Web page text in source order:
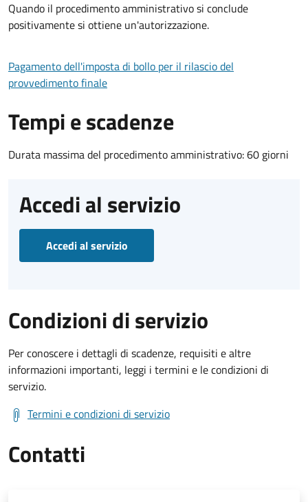
Quando il procedimento amministrativo si conclude
positivamente si ottiene un'autorizzazione.
Pagamento dell'imposta di bollo per il rilascio del
provvedimento finale
Tempi e scadenze
Durata massima del procedimento amministrativo: 60 giorni
Accedi al servizio
Accedi al servizio
Condizioni di servizio
Per conoscere i dettagli di scadenze, requisiti e altre
informazioni importanti, leggi i termini e le condizioni di
servizio.
Termini e condizioni di servizio
Contatti